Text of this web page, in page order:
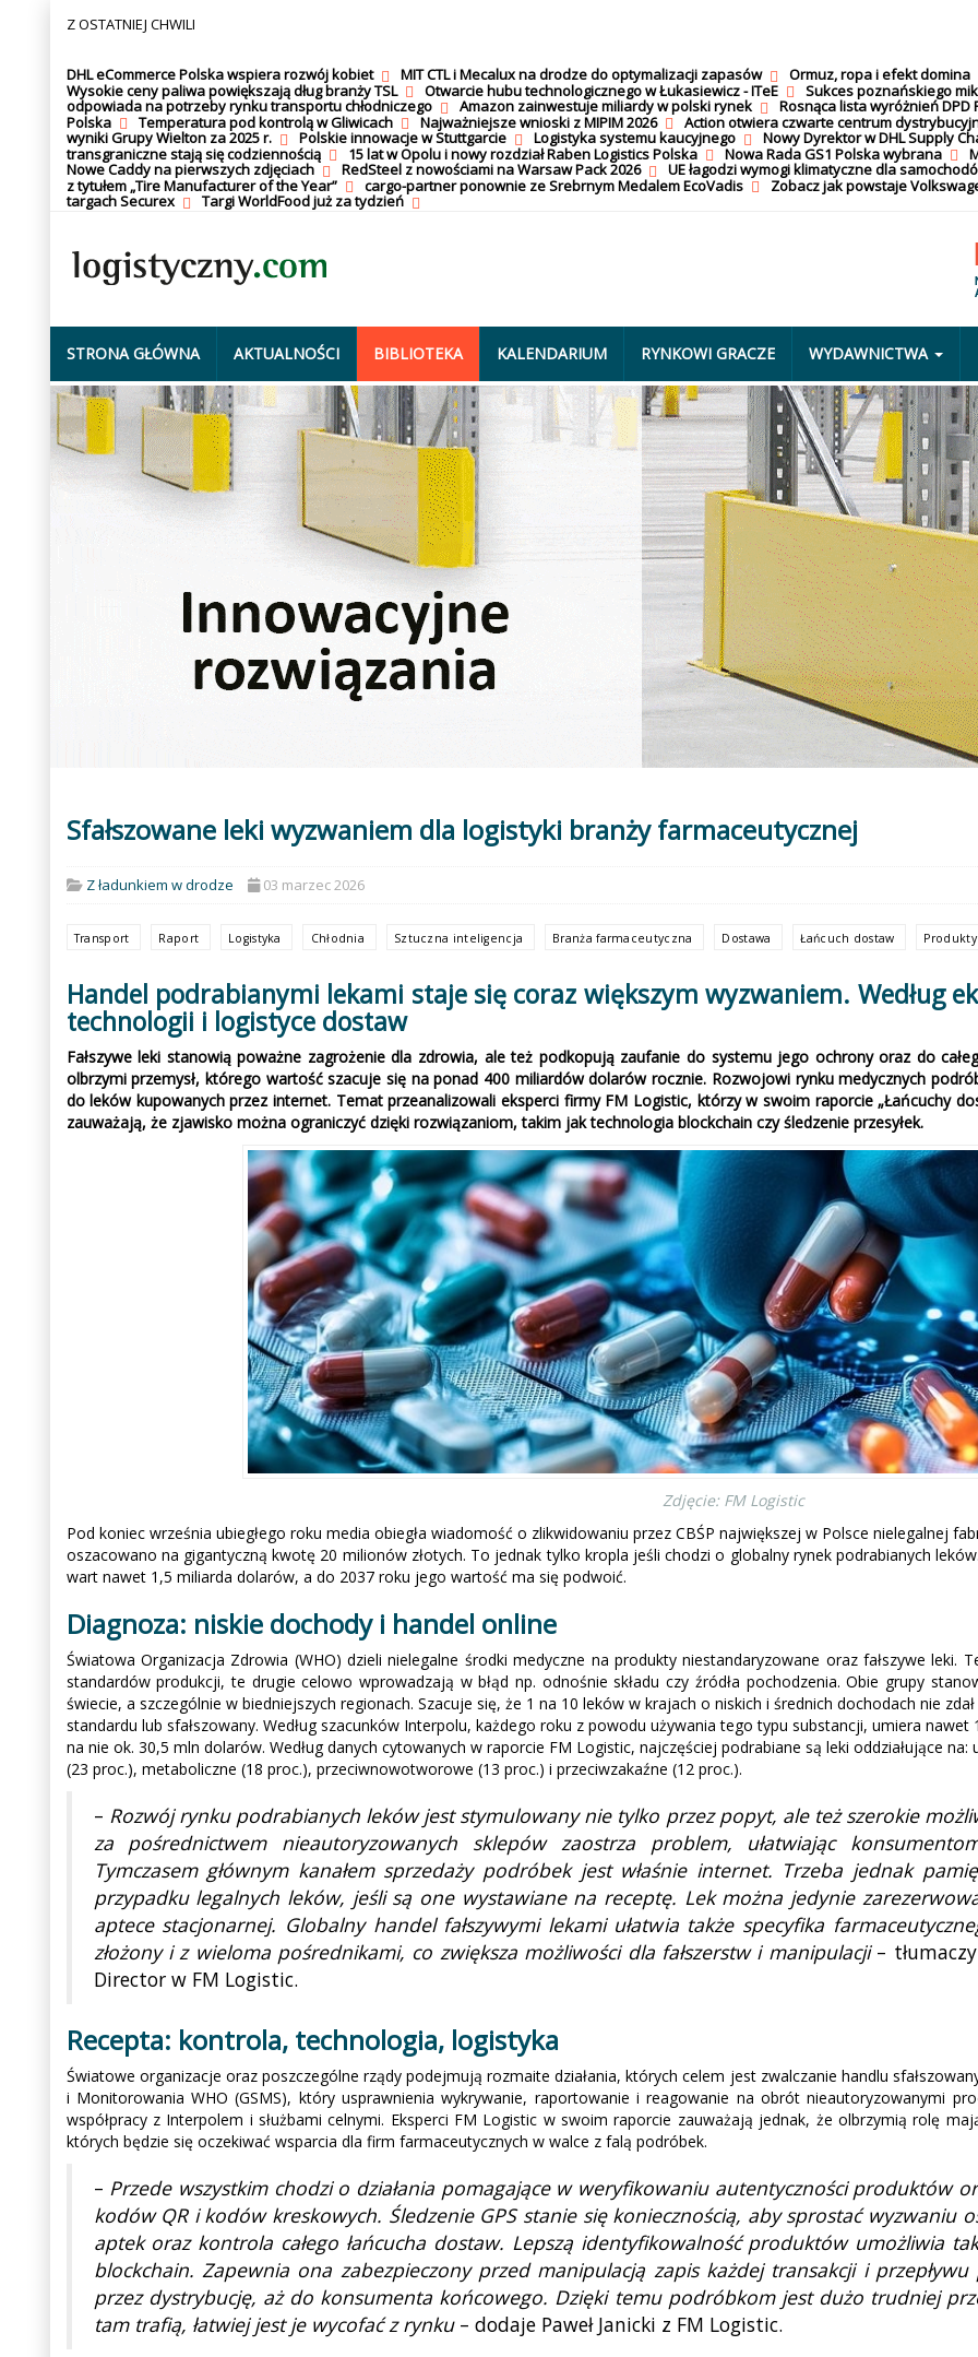
Z OSTATNIEJ CHWILI
DHL eCommerce Polska wspiera rozwój kobiet MIT CTL i Mecalux na drodze do optymalizacji zapasów
Ormuz, ropa i efekt domina
Wysokie ceny paliwa powiększają dług branży TSL
Otwarcie hubu technologicznego w Łukasiewicz - ITeE
Sukces poznańskiego
odpowiada na potrzeby rynku transportu chłodniczego
Amazon zainwestuje miliardy w polski rynek
Rosnąca lista wyróżnień DPD
Polska
Temperatura pod kontrolą w Gliwicach Najważniejsze wnioski z MIPIM 2026
Action otwiera czwarte centrum
wyniki Grupy Wielton za 2025 r.
Polskie innowacje w Stuttgarcie Logistyka systemu kaucyjnego
Nowy Dyrektor w DHL Supply
transgraniczne stają się codziennością
15 lat w Opolu i nowy rozdział Raben Logistics Polska Nowa Rada GS1 Polska wybrana
Nowe Caddy na pierwszych zdjęciach
RedSteel z nowościami na Warsaw Pack 2026
UE łagodzi wymogi klimatyczne dla
z tytułem „Tire Manufacturer of the Year”
cargo-partner ponownie ze Srebrnym Medalem EcoVadis
Zobacz jak powstaje
targach Securex
Targi WorldFood już za tydzień
STRONA GŁÓWNA AKTUALNOŚCI BIBLIOTEKA KALENDARIUM RYNKOWI GRACZE WYDAWNICTWA
Sfałszowane leki wyzwaniem dla logistyki branży farmaceutycznej
Z ładunkiem w drodze 03 marzec 2026
Transport Raport Logistyka Chłodnia Sztuczna inteligencja Branża farmaceutyczna Dostawa Łańcuch dostaw Produkty
Handel podrabianymi lekami staje się coraz większym wyzwaniem. Według
technologii i logistyce dostaw
Fałszywe leki stanowią poważne zagrożenie dla zdrowia, ale też podkopują zaufanie do systemu jego ochrony oraz do
olbrzymi przemysł, którego wartość szacuje się na ponad 400 miliardów dolarów rocznie. Rozwojowi rynku medycznych
do leków kupowanych przez internet. Temat przeanalizowali eksperci firmy FM Logistic, którzy w swoim raporcie „Łańcuchy
zauważają, że zjawisko można ograniczyć dzięki rozwiązaniom, takim jak technologia blockchain czy śledzenie przesyłek.
Zdjęcie: FM Logistic
Pod koniec września ubiegłego roku media obiegła wiadomość o zlikwidowaniu przez CBŚP największej w Polsce nielegalnej
oszacowano na gigantyczną kwotę 20 milionów złotych. To jednak tylko kropla jeśli chodzi o globalny rynek podrabianych
wart nawet 1,5 miliarda dolarów, a do 2037 roku jego wartość ma się podwoić.
Diagnoza: niskie dochody i handel online
Światowa Organizacja Zdrowia (WHO) dzieli nielegalne środki medyczne na produkty niestandaryzowane oraz fałszywe leki.
standardów produkcji, te drugie celowo wprowadzają w błąd np. odnośnie składu czy źródła pochodzenia. Obie grupy
świecie, a szczególnie w biedniejszych regionach. Szacuje się, że 1 na 10 leków w krajach o niskich i średnich dochodach nie
standardu lub sfałszowany. Według szacunków Interpolu, każdego roku z powodu używania tego typu substancji, umiera
na nie ok. 30,5 mln dolarów. Według danych cytowanych w raporcie FM Logistic, najczęściej podrabiane są leki oddziałujące
(23 proc.), metaboliczne (18 proc.), przeciwnowotworowe (13 proc.) i przeciwzakaźne (12 proc.).
– Rozwój rynku podrabianych leków jest stymulowany nie tylko przez popyt, ale też szerokie
za pośrednictwem nieautoryzowanych sklepów zaostrza problem, ułatwiając
Tymczasem głównym kanałem sprzedaży podróbek jest właśnie internet. Trzeba jednak
przypadku legalnych leków, jeśli są one wystawiane na receptę. Lek można jedynie
aptece stacjonarnej. Globalny handel fałszywymi lekami ułatwia także specyfika
złożony i z wieloma pośrednikami, co zwiększa możliwości dla fałszerstw i manipulacji– tłumaczy
Director w FM Logistic.
Recepta: kontrola, technologia, logistyka
Światowe organizacje oraz poszczególne rządy podejmują rozmaite działania, których celem jest zwalczanie handlu
i Monitorowania WHO (GSMS), który usprawnienia wykrywanie, raportowanie i reagowanie na obrót nieautoryzowanymi
współpracy z Interpolem i służbami celnymi. Eksperci FM Logistic w swoim raporcie zauważają jednak, że olbrzymią rolę
których będzie się oczekiwać wsparcia dla firm farmaceutycznych w walce z falą podróbek.
– Przede wszystkim chodzi o działania pomagające w weryfikowaniu autentyczności produktów
kodów QR i kodów kreskowych. Śledzenie GPS stanie się koniecznością, aby sprostać wyzwaniu
aptek oraz kontrola całego łańcucha dostaw. Lepszą identyfikowalność produktów umożliwia
blockchain. Zapewnia ona zabezpieczony przed manipulacją zapis każdej transakcji i
przez dystrybucję, aż do konsumenta końcowego. Dzięki temu podróbkom jest dużo trudniej
tam trafią, łatwiej jest je wycofać z rynku – dodaje Paweł Janicki z FM Logistic.